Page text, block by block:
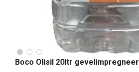
Boco Olisil 20ltr gevelimpregneer